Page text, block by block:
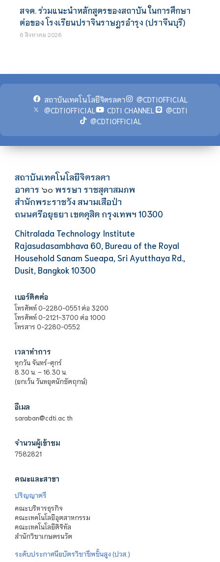
สจด. ร่วมแนะนำหลักสูตรของสถาบัน ในการศึกษา
ต่อของ โรงเรียนปราจินราษฎรอำรุง (ปราจีนบุรี)
6 สิงหาคม 2026
สถาบันเทคโนโลยีจิตรลดา
@CDTIOFFICIAL
@CDTIOFFICIAL
CDTI CHANNEL
@CDTI
@CDTIOFFICIAL
สถาบันเทคโนโลยีจิตรลดา
อาคาร ๖๐ พรรษา ราชสุดาสมภพ
สำนักพระราชวัง สนามเสือป่า
ถนนศรีอยุธยา เขตดุสิต กรุงเทพฯ 10300
Chitralada Technology Institute
Rajasudasambhava 60, Bureau of the Royal
Household Sanam Sueapa, Sri Ayutthaya Rd.,
Dusit, Bangkok 10300
เบอร์ติดต่อ
โทรศัพท์ 0-2280-0551 ต่อ 3200
โทรศัพท์ 0-2121-3700 ต่อ 1000
โทรสาร 0-2280-0552
เวลาทำการ
ทุกวัน จันทร์-ศุกร์
8.30 น. – 16.30 น.
(ยกเว้น วันหยุดนักขัตฤกษ์)
อีเมล
saraban@cdti.ac.th
จำนวนผู้เข้าชม
7582821
คณะและสาขา
ปริญญาตรี
คณะบริหารธุรกิจ
คณะเทคโนโลยีอุตสาหกรรม
คณะเทคโนโลยีดิจิทัล
สำนักวิชาเกษตรนวัต
ระดับประกาศนียบัตรวิชาชีพชั้นสูง (ปวส.)